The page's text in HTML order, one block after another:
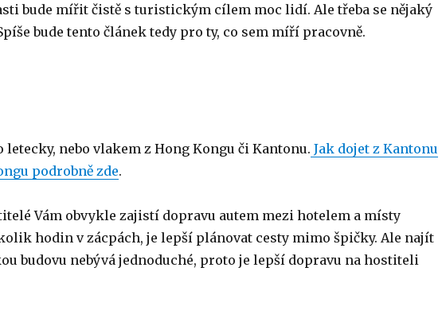
bude mířit čistě s turistickým cílem moc lidí. Ale třeba se nějaký
bude tento článek tedy pro ty, co sem míří pracovně.
letecky, nebo vlakem z Hong Kongu či Kantonu. Jak dojet z Kantonu
podrobně zde.
Vám obvykle zajistí dopravu autem mezi hotelem a místy
hodin v zácpách, je lepší plánovat cesty mimo špičky. Ale najít
budovu nebývá jednoduché, proto je lepší dopravu na hostiteli